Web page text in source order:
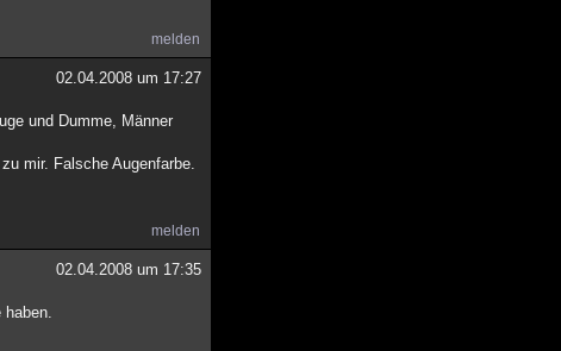
melden
02.04.2008 um 17:27
und Dumme, Männer
mir. Falsche Augenfarbe.
melden
02.04.2008 um 17:35
haben.